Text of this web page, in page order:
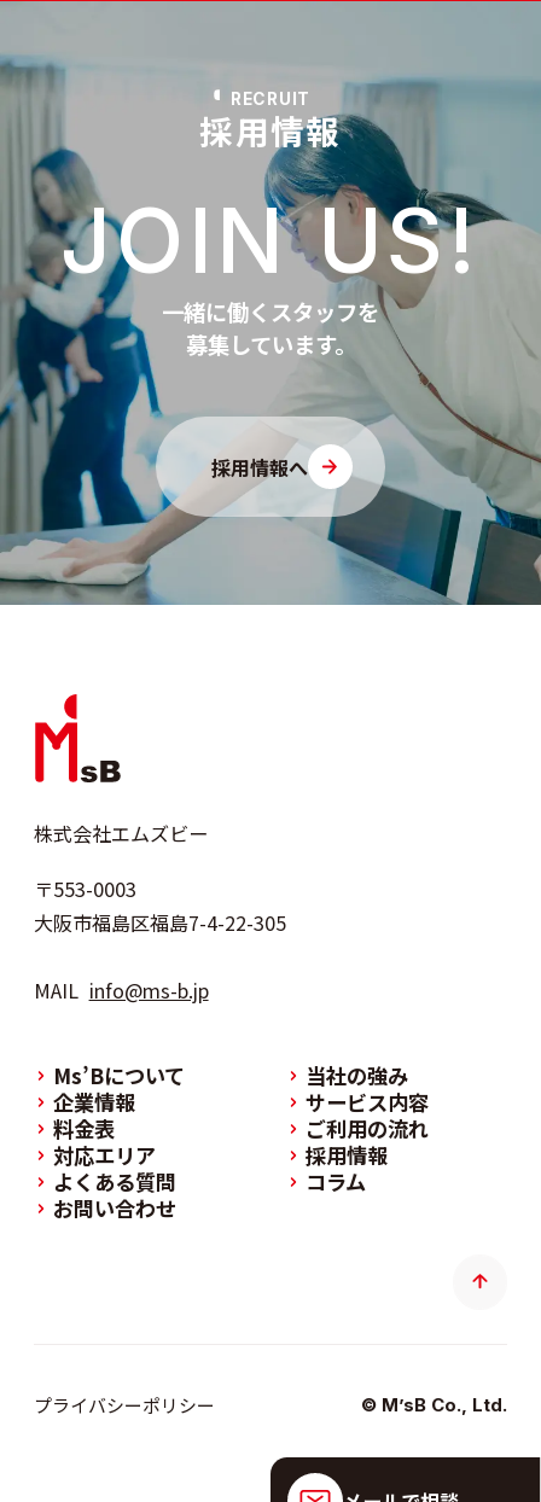
採用情報
RECRUIT
JOIN US!
一緒に働くスタッフを
募集しています。
採用情報へ
株式会社エムズビー
〒553-0003
大阪市福島区福島7-4-22-305
MAIL info@ms-b.jp
Ms’Bについて
当社の強み
企業情報
サービス内容
料金表
ご利用の流れ
対応エリア
採用情報
よくある質問
コラム
お問い合わせ
プライバシーポリシー © M’sB Co., Ltd.